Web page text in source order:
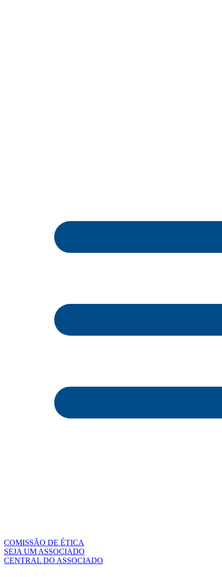
COMISSÃO DE ÉTICA
SEJA UM ASSOCIADO
CENTRAL DO ASSOCIADO